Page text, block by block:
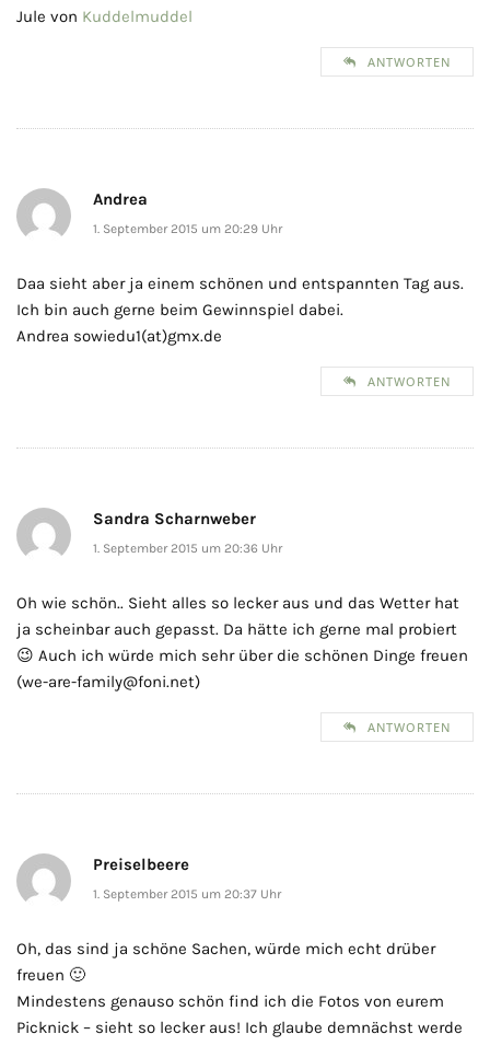
Jule von Kuddelmuddel
ANTWORTEN
Andrea
1. September 2015 um 20:29 Uhr
Daa sieht aber ja einem schönen und entspannten Tag aus.
Ich bin auch gerne beim Gewinnspiel dabei.
Andrea sowiedu1(at)gmx.de
ANTWORTEN
Sandra Scharnweber
1. September 2015 um 20:36 Uhr
Oh wie schön.. Sieht alles so lecker aus und das Wetter hat
ja scheinbar auch gepasst. Da hätte ich gerne mal probiert
😉 Auch ich würde mich sehr über die schönen Dinge freuen
(we-are-family@foni.net)
ANTWORTEN
Preiselbeere
1. September 2015 um 20:37 Uhr
Oh, das sind ja schöne Sachen, würde mich echt drüber
freuen 🙂
Mindestens genauso schön find ich die Fotos von eurem
Picknick – sieht so lecker aus! Ich glaube demnächst werde